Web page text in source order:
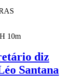
10m
diz
Santana